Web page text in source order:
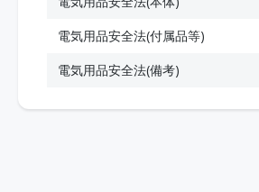
電気用品安全法(付属品等)
電気用品安全法(備考)